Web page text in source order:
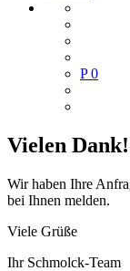
P 0
Vielen Dank!
Wir haben Ihre
bei Ihnen melden.
Viele Grüße
Ihr Schmolck-Team